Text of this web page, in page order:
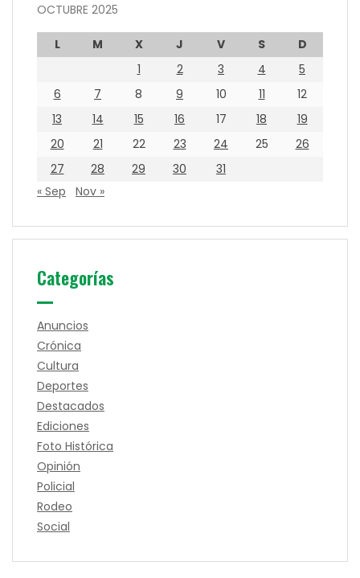
OCTUBRE 2025
L M X J V S
D
1
2 3 4
5
6
7 8 9 10 11
12
13
14 15 16 17 18
19
20
21 22 23 24 25
26
27
28 29 30
31
« Sep
Nov »
Categorías
Anuncios
Crónica
Cultura
Deportes
Destacados
Ediciones
Foto Histórica
Opinión
Policial
Rodeo
Social